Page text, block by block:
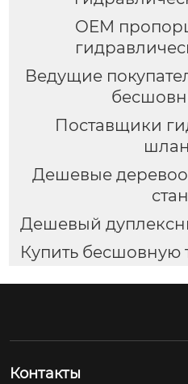
OEM
Ведущие
Поставщики
Дешевые
Дешевый
Купить бесшовную
Контакты